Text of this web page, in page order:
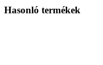
Hasonló termékek